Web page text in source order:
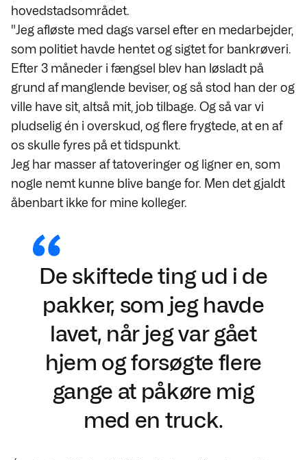
hovedstadsområdet.
"Jeg afløste med dags varsel efter en medarbejder,
som politiet havde hentet og sigtet for bankrøveri.
Efter 3 måneder i fængsel blev han løsladt på
grund af manglende beviser, og så stod han der og
ville have sit, altså mit, job tilbage. Og så var vi
pludselig én i overskud, og flere frygtede, at en af
os skulle fyres på et tidspunkt.
Jeg har masser af tatoveringer og ligner en, som
nogle nemt kunne blive bange for. Men det gjaldt
åbenbart ikke for mine kolleger.
De skiftede ting ud i de
pakker, som jeg havde
lavet, når jeg var gået
hjem og forsøgte flere
gange at påkøre mig
med en truck.